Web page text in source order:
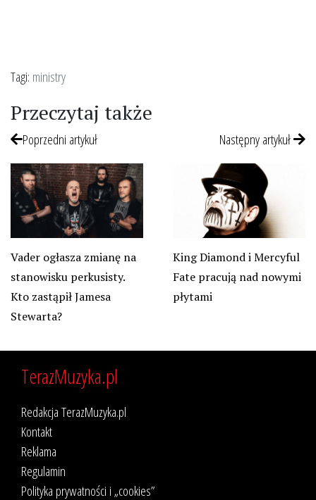
Tagi: ministry
Przeczytaj także
Poprzedni artykuł
Vader ogłasza zmianę na
stanowisku perkusisty.
Kto zastąpił Jamesa
Stewarta?
Następny artykuł
King Diamond i Mercyful
Fate pracują nad nowymi
płytami
TerazMuzyka.pl
Redakcja TerazMuzyka.pl
Kontakt
Reklama
Regulamin
Polityka prywatności i „cookies”